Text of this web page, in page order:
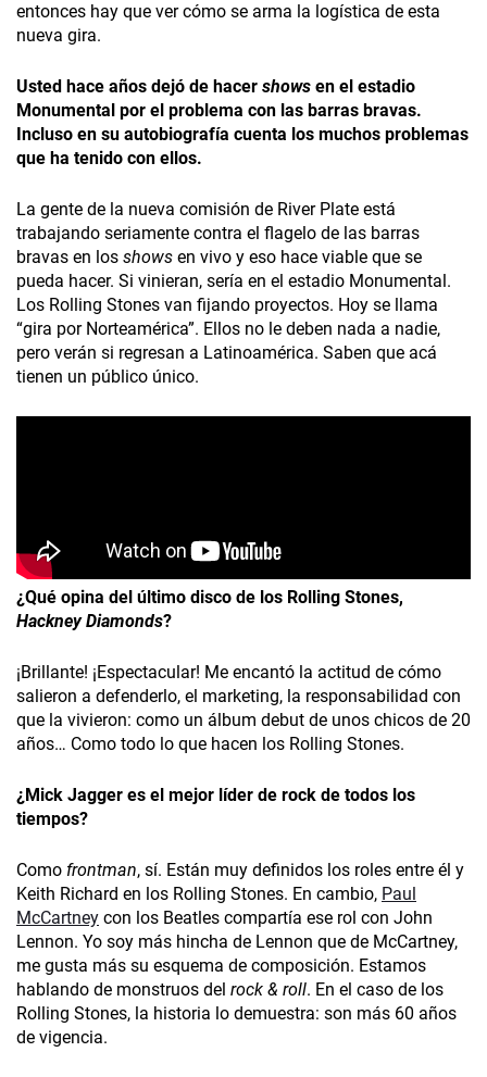
entonces hay que ver cómo se arma la logística de esta
nueva gira.
Usted hace años dejó de hacer shows en el estadio
Monumental por el problema con las barras bravas.
Incluso en su autobiografía cuenta los muchos problemas
que ha tenido con ellos.
La gente de la nueva comisión de River Plate está
trabajando seriamente contra el flagelo de las barras
bravas en los shows en vivo y eso hace viable que se
pueda hacer. Si vinieran, sería en el estadio Monumental.
Los Rolling Stones van fijando proyectos. Hoy se llama
“gira por Norteamérica”. Ellos no le deben nada a nadie,
pero verán si regresan a Latinoamérica. Saben que acá
tienen un público único.
¿Qué opina del último disco de los Rolling Stones,
Hackney Diamonds?
¡Brillante! ¡Espectacular! Me encantó la actitud de cómo
salieron a defenderlo, el marketing, la responsabilidad con
que la vivieron: como un álbum debut de unos chicos de 20
años… Como todo lo que hacen los Rolling Stones.
¿Mick Jagger es el mejor líder de rock de todos los
tiempos?
Como frontman, sí. Están muy definidos los roles entre él y
Keith Richard en los Rolling Stones­. En cambio, Paul
McCartney con los Beatles compartía ese rol con John
Lennon. Yo soy más hincha de Lennon que de McCartney,
me gusta más su esquema de composición. Estamos
hablando de monstruos del rock & roll. En el caso de los
Rolling Stones, la historia lo demuestra: son más 60 años
de vigencia.